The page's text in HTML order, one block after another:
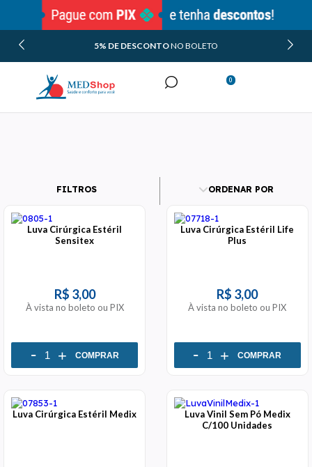
5% DE DESCONTONO BOLETO
0
FILTROS ORDENAR POR
Luva Cirúrgica Estéril
Sensitex
R$ 3,00
À vista no boleto ou PIX
- + COMPRAR
Luva Cirúrgica Estéril Life
Plus
R$ 3,00
À vista no boleto ou PIX
- + COMPRAR
Luva Cirúrgica Estéril Medix
Luva Vinil Sem Pó Medix
C/100 Unidades